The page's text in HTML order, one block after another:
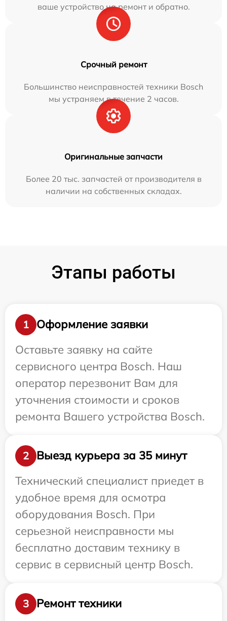
ваше устройство на ремонт и обратно.
Срочный ремонт
Большинство неисправностей техники Bosch
мы устраняем в течение 2 часов.
Оригинальные запчасти
Более 20 тыс. запчастей от производителя в
наличии на собственных складах.
Этапы работы
1
Оформление заявки
Оставьте заявку на сайте
сервисного центра Bosch. Наш
оператор перезвонит Вам для
уточнения стоимости и сроков
ремонта Вашего устройства Bosch.
2
Выезд курьера за 35 минут
Технический специалист приедет в
удобное время для осмотра
оборудования Bosch. При
серьезной неисправности мы
бесплатно доставим технику в
сервис в сервисный центр Bosch.
3 Ремонт техники